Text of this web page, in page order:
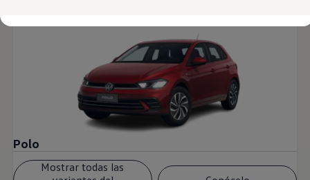
Polo
Mostrar todas las